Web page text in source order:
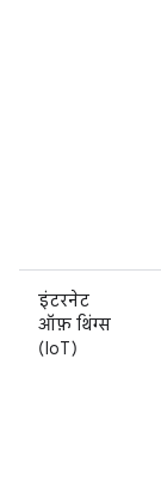
इंटरनेट
ऑफ़ थिंग्स
(IoT)